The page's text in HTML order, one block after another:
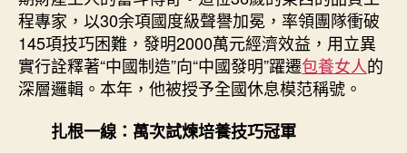
名：
一
雙
手、
一
程專家，以30余項國度級聲譽加冕，率領團隊衝破
145項技巧困難，發明2000萬元經濟效益，用立異
實行詮釋著“中國制造”向“中國發明”躍遷包養女人的
深層邏輯。本年，他被授予全國休息模范稱號。
扎根一線：萬次試煉培養技巧冠軍